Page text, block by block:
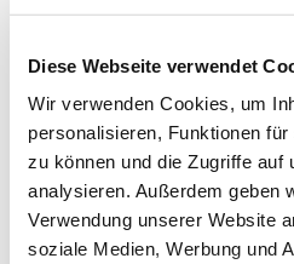
Diese Webseite verwendet
Wir verwenden Cookies, um
personalisieren, Funktionen
zu können und die Zugriffe auf
analysieren. Außerdem geben
Verwendung unserer Website
soziale Medien, Werbung und